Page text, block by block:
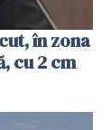
în zona
cu 2 cm